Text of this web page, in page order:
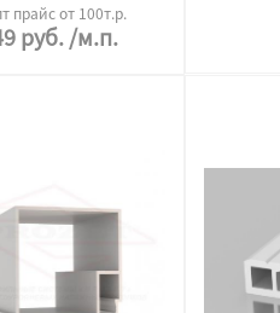
прайс от 100т.р.
руб./м.п.